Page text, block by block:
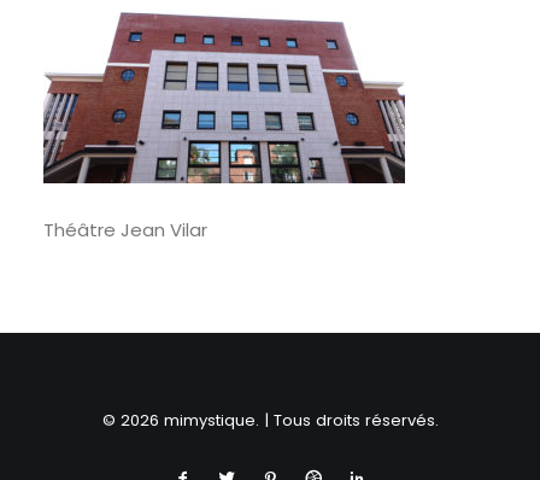
Théâtre Jean Vilar
© 2026 mimystique. | Tous droits réservés.